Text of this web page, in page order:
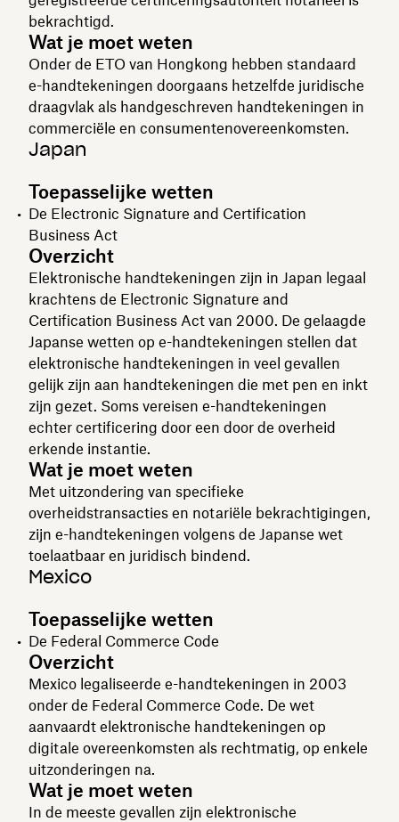
bekrachtigd.
Wat je moet weten
Onder de ETO van Hongkong hebben standaard
e-handtekeningen doorgaans hetzelfde juridische
draagvlak als handgeschreven handtekeningen in
commerciële en consumentenovereenkomsten.
‍Japan
Toepasselijke wetten
De Electronic Signature and Certification
Business Act
Overzicht
Elektronische handtekeningen zijn in Japan legaal
krachtens de Electronic Signature and
Certification Business Act van 2000. De gelaagde
Japanse wetten op e-handtekeningen stellen dat
elektronische handtekeningen in veel gevallen
gelijk zijn aan handtekeningen die met pen en inkt
zijn gezet. Soms vereisen e-handtekeningen
echter certificering door een door de overheid
erkende instantie.
Wat je moet weten
Met uitzondering van specifieke
overheidstransacties en notariële bekrachtigingen,
zijn e-handtekeningen volgens de Japanse wet
toelaatbaar en juridisch bindend.
Mexico
Toepasselijke wetten
De Federal Commerce Code
Overzicht
Mexico legaliseerde e-handtekeningen in 2003
onder de Federal Commerce Code. De wet
aanvaardt elektronische handtekeningen op
digitale overeenkomsten als rechtmatig, op enkele
uitzonderingen na.
Wat je moet weten
In de meeste gevallen zijn elektronische